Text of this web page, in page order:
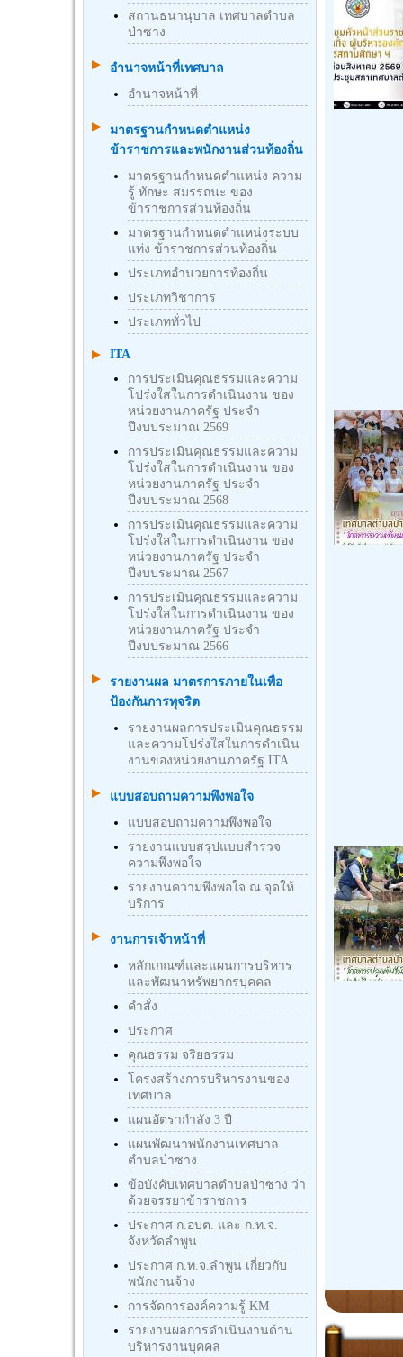
สถานธนานุบาล เทศบาลตำบล
ป่าซาง
อำนาจหน้าที่เทศบาล
อำนาจหน้าที่
มาตรฐานกําหนดตําแหน่ง
ข้าราชการและพนักงานส่วนท้องถิ่น
มาตรฐานกำหนดตำแหน่ง ความ
รู้ ทักษะ สมรรถนะ ของ
ข้าราชการส่วนท้องถิ่น
มาตรฐานกำหนดตำแหน่งระบบ
แท่ง ข้าราชการส่วนท้องถิ่น
ประเภทอำนวยการท้องถิ่น
ประเภทวิชาการ
ประเภททั่วไป
ITA
การประเมินคุณธรรมและความ
โปร่งใสในการดำเนินงาน ของ
หน่วยงานภาครัฐ ประจำ
ปีงบประมาณ 2569
การประเมินคุณธรรมและความ
โปร่งใสในการดำเนินงาน ของ
หน่วยงานภาครัฐ ประจำ
ปีงบประมาณ 2568
การประเมินคุณธรรมและความ
โปร่งใสในการดำเนินงาน ของ
หน่วยงานภาครัฐ ประจำ
ปีงบประมาณ 2567
การประเมินคุณธรรมและความ
โปร่งใสในการดำเนินงาน ของ
หน่วยงานภาครัฐ ประจำ
ปีงบประมาณ 2566
รายงานผล มาตรการภายในเพื่อ
ป้องกันการทุจริต
รายงานผลการประเมินคุณธรรม
และความโปร่งใสในการดำเนิน
งานของหน่วยงานภาครัฐ ITA
แบบสอบถามความพึงพอใจ
แบบสอบถามความพึงพอใจ
รายงานแบบสรุปแบบสำรวจ
ความพึงพอใจ
รายงานความพึงพอใจ ณ จุดให้
บริการ
งานการเจ้าหน้าที่
หลักเกณฑ์และแผนการบริหาร
และพัฒนาทรัพยากรบุคคล
คำสั่ง
ประกาศ
คุณธรรม จริยธรรม
โครงสร้างการบริหารงานของ
เทศบาล
แผนอัตรากำลัง 3 ปี
แผนพัฒนาพนักงานเทศบาล
ตำบลป่าซาง
ข้อบังคับเทศบาลตำบลป่าซาง ว่า
ด้วยจรรยาข้าราชการ
ประกาศ ก.อบต. และ ก.ท.จ.
จังหวัดลำพูน
ประกาศ ก.ท.จ.ลำพูน เกี่ยวกับ
พนักงานจ้าง
การจัดการองค์ความรู้ KM
รายงานผลการดำเนินงานด้าน
บริหารงานบุคคล